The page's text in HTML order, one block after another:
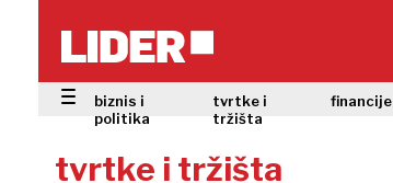
biznis i
politika
tvrtke i
tržišta
financije
tvrtke i tržišta